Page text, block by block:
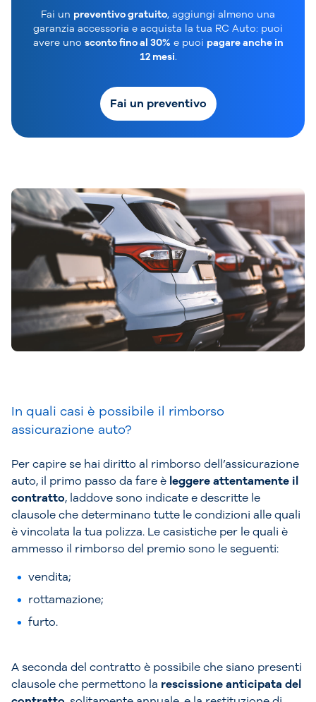
Fai un preventivo gratuito, aggiungi almeno una
garanzia accessoria e acquista la tua RC Auto: puoi
avere uno sconto fino al 30% e puoi pagare anche in
12 mesi.
Fai un preventivo
In quali casi è possibile il rimborso
assicurazione auto?
Per capire se hai diritto al rimborso dell’assicurazione
auto, il primo passo da fare è leggere attentamente il
contratto, laddove sono indicate e descritte le
clausole che determinano tutte le condizioni alle quali
è vincolata la tua polizza. Le casistiche per le quali è
ammesso il rimborso del premio sono le seguenti:
vendita;
rottamazione;
furto.
A seconda del contratto è possibile che siano presenti
clausole che permettono la rescissione anticipata del